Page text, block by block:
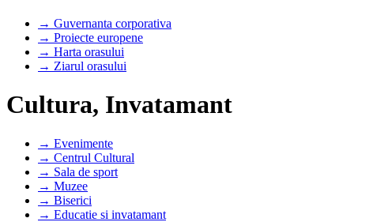
→ Guvernanta corporativa
→ Proiecte europene
→ Harta orasului
→ Ziarul orasului
Cultura, Invatamant
→ Evenimente
→ Centrul Cultural
→ Sala de sport
→ Muzee
→ Biserici
→ Educatie si invatamant